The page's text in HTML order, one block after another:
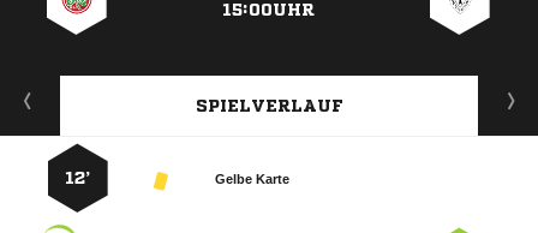
15:00UHR
SPIELVERLAUF
Gelbe Karte
12’